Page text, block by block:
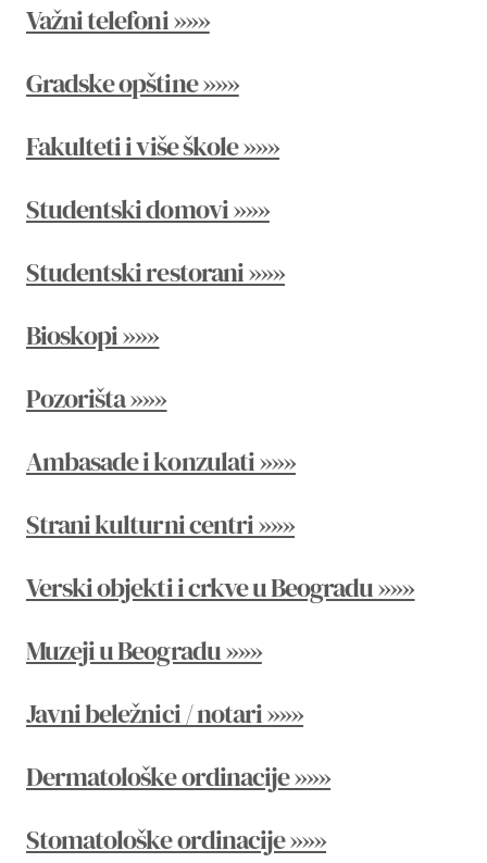
Važni telefoni »»»
Gradske opštine »»»
Fakulteti i više škole »»»
Studentski domovi »»»
Studentski restorani »»»
Bioskopi »»»
Pozorišta »»»
Ambasade i konzulati »»»
Strani kulturni centri »»»
Verski objekti i crkve u Beogradu »»»
Muzeji u Beogradu »»»
Javni beležnici / notari »»»
Dermatološke ordinacije »»»
Stomatološke ordinacije »»»